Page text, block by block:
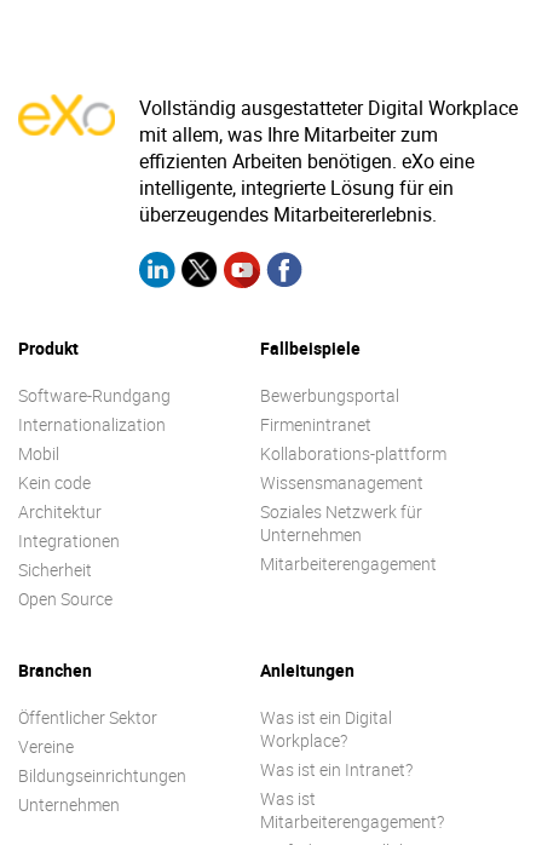
Vollständig ausgestatteter Digital Workplace
mit allem, was Ihre Mitarbeiter zum
effizienten Arbeiten benötigen. eXo eine
intelligente, integrierte Lösung für ein
überzeugendes Mitarbeitererlebnis.
Produkt
Software-Rundgang
Internationalization
Mobil
Kein code
Architektur
Integrationen
Sicherheit
Open Source
Fallbeispiele
Bewerbungsportal
Firmenintranet
Kollaborations-plattform
Wissensmanagement
Soziales Netzwerk für
Unternehmen
Mitarbeiterengagement
Branchen
Öffentlicher Sektor
Vereine
Bildungseinrichtungen
Unternehmen
Anleitungen
Was ist ein Digital
Workplace?
Was ist ein Intranet?
Was ist
Mitarbeiterengagement?